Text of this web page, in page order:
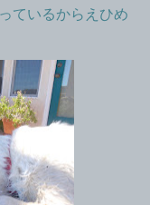
いるからえひめ